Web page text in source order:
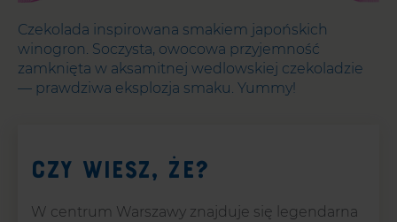
Czekolada inspirowana smakiem japońskich
winogron. Soczysta, owocowa przyjemność
zamknięta w aksamitnej wedlowskiej czekoladzie
— prawdziwa eksplozja smaku. Yummy!
Czy wiesz, że?
W centrum Warszawy znajduje się legendarna